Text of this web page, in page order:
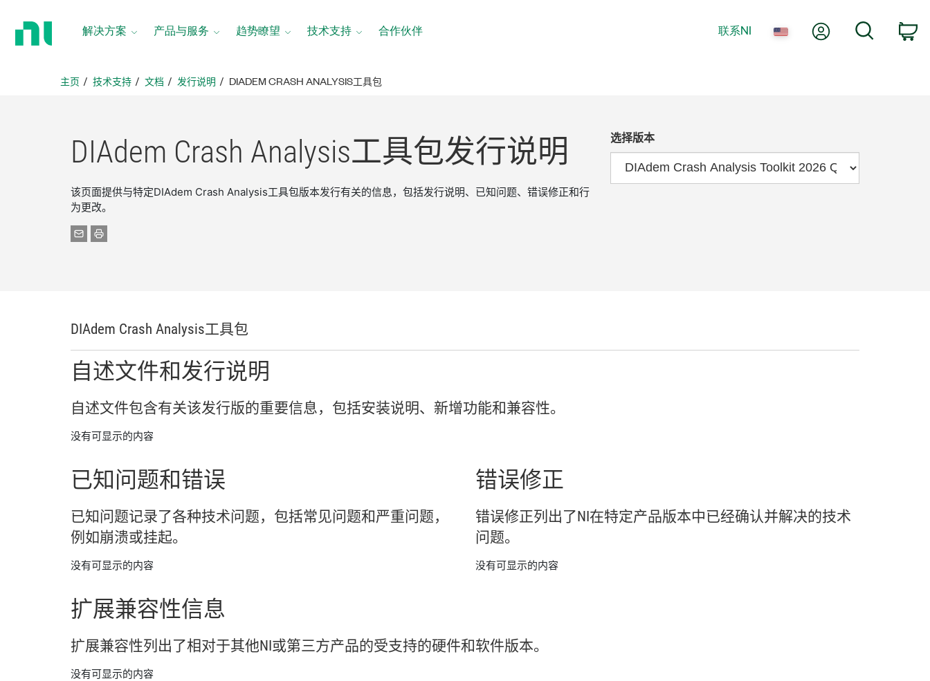
解决方案 产品与服务 趋势瞭望 技术支持 合作伙伴 联系NI 我的账户
主页 技术支持 文档 发行说明 DIADEM CRASH ANALYSIS工具包
DIAdem Crash Analysis工具包发行说明
该页面提供与特定DIAdem Crash Analysis工具包版本发行有关的信息，包括发行说明、已知问题、错误修正和行
为更改。
选择版本
DIAdem Crash Analysis工具包
自述文件和发行说明
自述文件包含有关该发行版的重要信息， 包括安装说明、 新增功能和兼容性。
没有可显示的内容
已知问题和错误
已知问题记录了各种技术问题， 包括常见问题和严重问题，
例如崩溃或挂起。
没有可显示的内容
错误修正
错误修正列出了NI在特定产品版本中已经确认并解决的技术
问题。
没有可显示的内容
扩展兼容性信息
扩展兼容性列出了相对于其他NI或第三方产品的受支持的硬件和软件版本。
没有可显示的内容